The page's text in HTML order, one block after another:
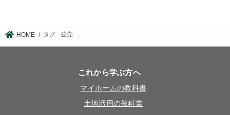
HOME タグ : 公売
これから学ぶ方へ
マイホームの教科書
土地活用の教科書